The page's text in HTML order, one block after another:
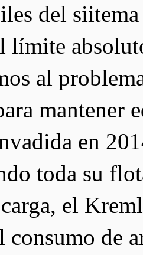
del
límite
al
mantener
en
toda su
el
consumo de